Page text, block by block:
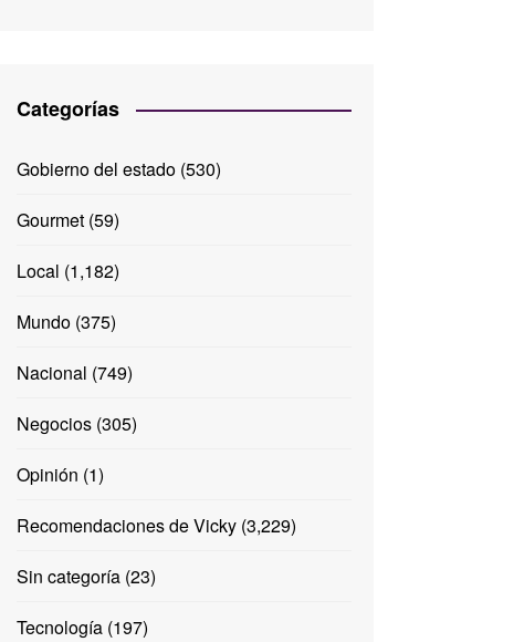
Categorías
Gobierno del estado(530)
Gourmet(59)
Local (1,182)
Mundo(375)
Nacional (749)
Negocios(305)
Opinión (1)
Recomendaciones de Vicky(3,229)
Sin categoría(23)
Tecnología(197)